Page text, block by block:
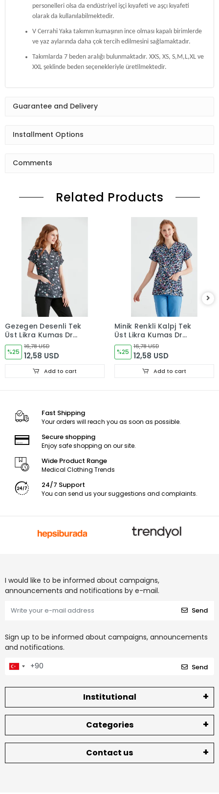
personelleri olsa da endüstriyel işçi kıyafeti ve aşçı kıyafeti
olarak da kullanılabilmektedir.
V Cerrahi Yaka takımın kumaşının ince olması kapalı birimlerde
ve yaz aylarında daha çok tercih edilmesini sağlamaktadır.
Takımlarda 7 beden aralığı bulunmaktadır. XXS, XS, S,M,L,XL ve
XXL şeklinde beden seçenekleriyle üretilmektedir.
Guarantee and Delivery
Installment Options
Comments
Related Products
Gezegen Desenli Tek
Üst Likra Kumaş Dr
Greys Kesim
%25
16,78 USD
12,58 USD
Add to cart
Minik Renkli Kalpj Tek
Üst Likra Kumaş Dr
Greys Kesim
%25
16,78 USD
12,58 USD
Add to cart
Fast Shipping
Your orders will reach you as soon as possible.
Secure shopping
Enjoy safe shopping on our site.
Wide Product Range
Medical Clothing Trends
24/7 Support
You can send us your suggestions and complaints.
I would like to be informed about campaigns,
announcements and notifications by e-mail.
Send
Sign up to be informed about campaigns, announcements
and notifications.
Send
Institutional
Categories
Contact us